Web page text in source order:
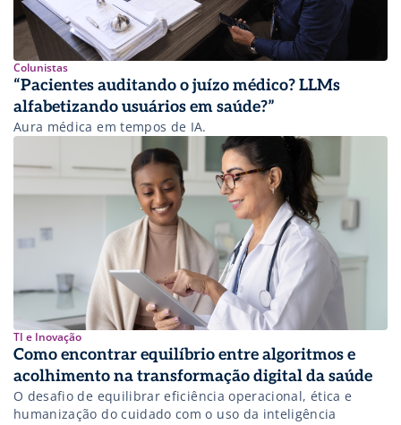
Colunistas
“Pacientes auditando o juízo médico? LLMs
alfabetizando usuários em saúde?”
Aura médica em tempos de IA.
TI e Inovação
Como encontrar equilíbrio entre algoritmos e
acolhimento na transformação digital da saúde
O desafio de equilibrar eficiência operacional, ética e
humanização do cuidado com o uso da inteligência